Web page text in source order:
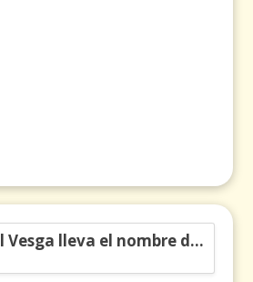
Carlos Manuel Vesga lleva el nombre de Colombia a los Emmy